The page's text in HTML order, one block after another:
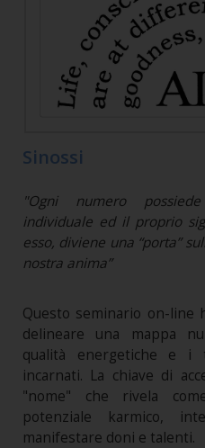
Sinossi
"Ogni numero
individuale ed il proprio
esso, diviene una “porta”
nostra anima”
Questo seminario on-line
delineare una mappa
qualità energetiche e i
incarnati. La chiave di
"nome" che rivela
potenziale karmico,
manifestare doni e talenti.